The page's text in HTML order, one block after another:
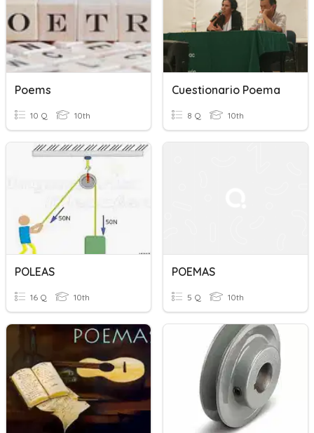
Poems
10 Q 10th
Cuestionario Poema
8 Q 10th
POLEAS
16 Q 10th
POEMAS
5 Q 10th